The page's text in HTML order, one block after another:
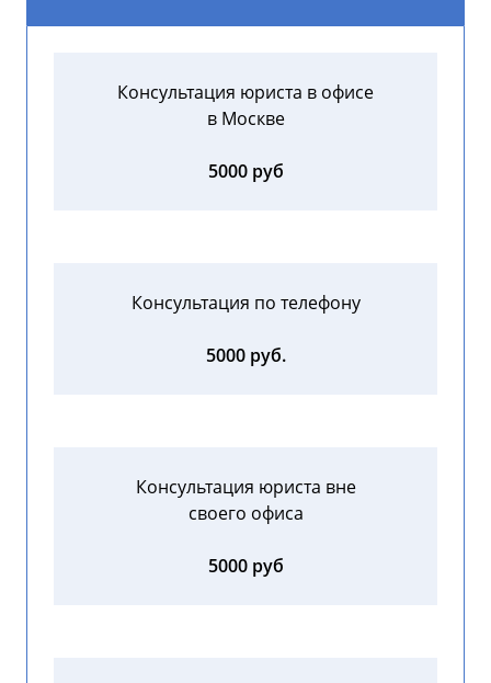
Консультация юриста в офисе
в Москве
5000 руб
Консультация по телефону
5000 руб.
Консультация юриста вне
своего офиса
5000 руб